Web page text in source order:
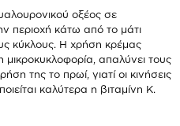
οξέος σε
περιοχή κάτω από το μάτι
κύκλους. Η χρήση κρέμας
μικροκυκλοφορία, απαλύνει τους
της το πρωί, γιατί οι κινήσεις
καλύτερα η βιταμίνη Κ.